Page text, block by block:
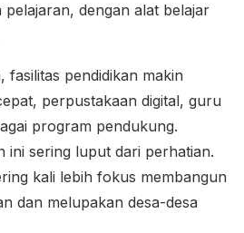
pelajaran, dengan alat belajar
fasilitas pendidikan makin
perpustakaan digital, guru
program pendukung.
ini sering luput dari perhatian.
kali lebih fokus membangun
dan melupakan desa-desa